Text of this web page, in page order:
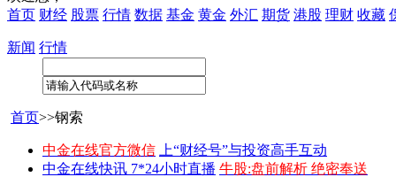
首页 财经 股票 行情 数据 基金 黄金 外汇 期货 港股 理财 收藏
新闻 行情
首页>>钢索
中金在线官方微信
上“财经号”与投资高手互动
中金在线快讯 7*24小时直播 牛股:盘前解析 绝密奉送